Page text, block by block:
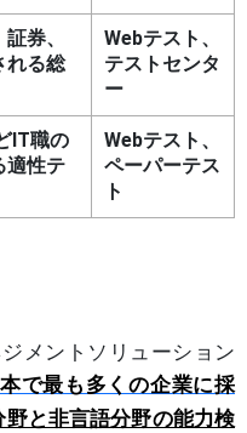
券、
れる総
Webテスト、
テストセンタ
ー
IT職の
適性テ
Webテスト、
ペーパーテス
ト
メントソリューション
で最も多くの企業に採
野と非言語分野の能力検